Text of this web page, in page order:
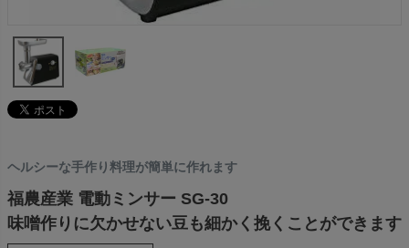
ヘルシーな手作り料理が簡単に作れます
福農産業 電動ミンサー SG-30
味噌作りに欠かせない豆も細かく挽くことができます